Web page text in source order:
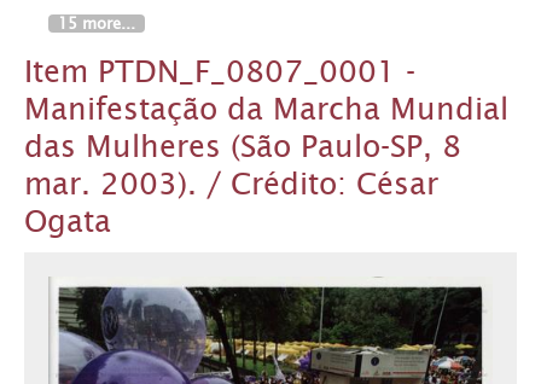
15 more...
Item PTDN_F_0807_0001 -
Manifestação da Marcha Mundial
das Mulheres (São Paulo-SP, 8
mar. 2003). / Crédito: César
Ogata